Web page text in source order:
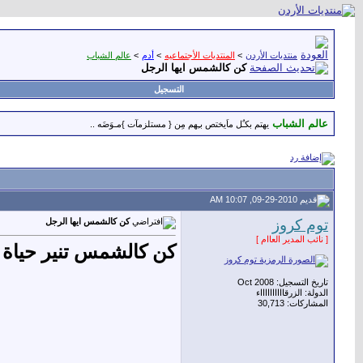
منتديات الأردن > المنتديات الأجتماعيه > أدم > عالم الشباب
كن كالشمس ايها الرجل
التسجيل
عالم الشباب يهتم بكـٌل ماَيختص بـِهم مِن { مستلزمآت }مـوَضَه ..
توم كروز
[ نائب المدير العاام ]
تاريخ التسجيل: Oct 2008
الدولة: الزرقااااااااااء
المشاركات: 30,713
كن كالشمس ايها الرجل
كن كالشمس تنير حياة